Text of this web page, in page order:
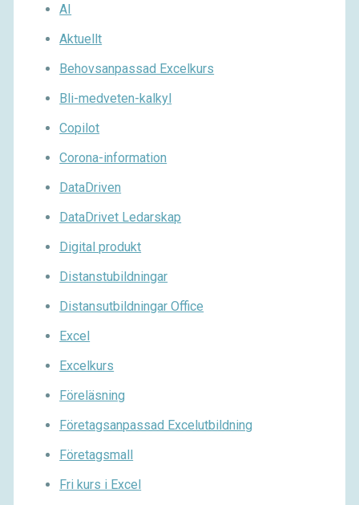
AI
Aktuellt
Behovsanpassad Excelkurs
Bli-medveten-kalkyl
Copilot
Corona-information
DataDriven
DataDrivet Ledarskap
Digital produkt
Distanstubildningar
Distansutbildningar Office
Excel
Excelkurs
Föreläsning
Företagsanpassad Excelutbildning
Företagsmall
Fri kurs i Excel